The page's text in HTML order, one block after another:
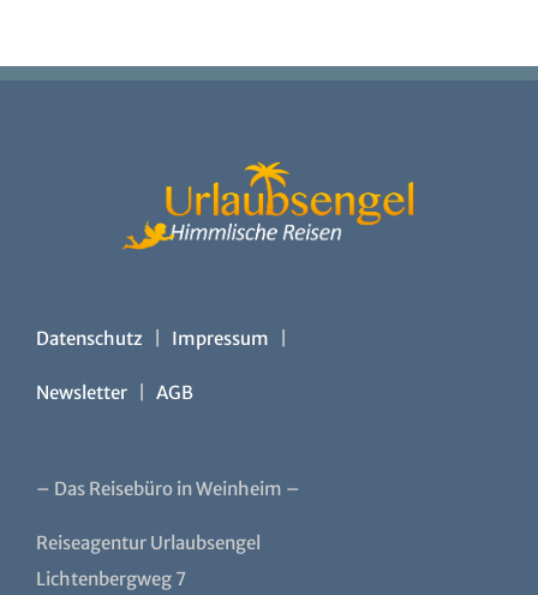
Datenschutz Impressum
Newsletter AGB
– Das Reisebüro in Weinheim –
Reiseagentur Urlaubsengel
Lichtenbergweg 7